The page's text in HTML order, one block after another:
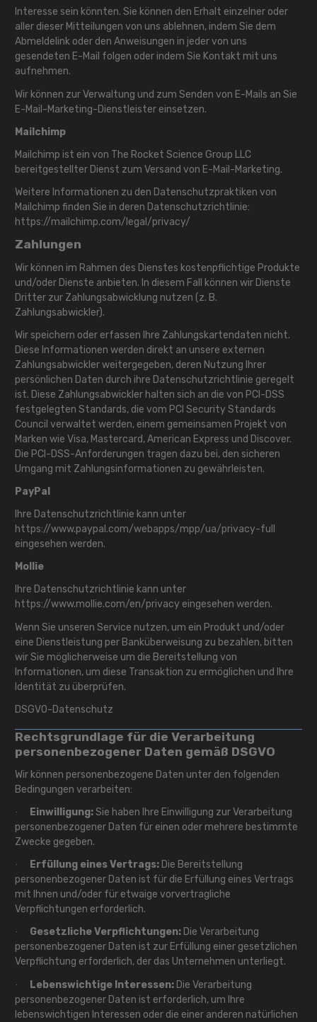
Interesse sein könnten. Sie können den Erhalt einzelner oder
aller dieser Mitteilungen von uns ablehnen, indem Sie dem
Abmeldelink oder den Anweisungen in jeder von uns
gesendeten E-Mail folgen oder indem Sie Kontakt mit uns
aufnehmen.
Wir können zur Verwaltung und zum Senden von E-Mails an Sie
E-Mail-Marketing-Dienstleister einsetzen.
Mailchimp
Mailchimp ist ein von The Rocket Science Group LLC
bereitgestellter Dienst zum Versand von E-Mail-Marketing.
Weitere Informationen zu den Datenschutzpraktiken von
Mailchimp finden Sie in deren Datenschutzrichtlinie:
https://mailchimp.com/legal/privacy/
Zahlungen
Wir können im Rahmen des Dienstes kostenpflichtige Produkte
und/oder Dienste anbieten. In diesem Fall können wir Dienste
Dritter zur Zahlungsabwicklung nutzen (z. B.
Zahlungsabwickler).
Wir speichern oder erfassen Ihre Zahlungskartendaten nicht.
Diese Informationen werden direkt an unsere externen
Zahlungsabwickler weitergegeben, deren Nutzung Ihrer
persönlichen Daten durch ihre Datenschutzrichtlinie geregelt
ist. Diese Zahlungsabwickler halten sich an die von PCI-DSS
festgelegten Standards, die vom PCI Security Standards
Council verwaltet werden, einem gemeinsamen Projekt von
Marken wie Visa, Mastercard, American Express und Discover.
Die PCI-DSS-Anforderungen tragen dazu bei, den sicheren
Umgang mit Zahlungsinformationen zu gewährleisten.
PayPal
Ihre Datenschutzrichtlinie kann unter
https://www.paypal.com/webapps/mpp/ua/privacy-full
eingesehen werden.
Mollie
Ihre Datenschutzrichtlinie kann unter
https://www.mollie.com/en/privacy eingesehen werden.
Wenn Sie unseren Service nutzen, um ein Produkt und/oder
eine Dienstleistung per Banküberweisung zu bezahlen, bitten
wir Sie möglicherweise um die Bereitstellung von
Informationen, um diese Transaktion zu ermöglichen und Ihre
Identität zu überprüfen.
DSGVO-Datenschutz
Rechtsgrundlage für die Verarbeitung
personenbezogener Daten gemäß DSGVO
Wir können personenbezogene Daten unter den folgenden
Bedingungen verarbeiten:
· Einwilligung:Sie haben Ihre Einwilligung zur Verarbeitung
personenbezogener Daten für einen oder mehrere bestimmte
Zwecke gegeben.
· Erfüllung eines Vertrags: Die Bereitstellung
personenbezogener Daten ist für die Erfüllung eines Vertrags
mit Ihnen und/oder für etwaige vorvertragliche
Verpflichtungen erforderlich.
· Gesetzliche Verpflichtungen: Die Verarbeitung
personenbezogener Daten ist zur Erfüllung einer gesetzlichen
Verpflichtung erforderlich, der das Unternehmen unterliegt.
· Lebenswichtige Interessen: Die Verarbeitung
personenbezogener Daten ist erforderlich, um Ihre
lebenswichtigen Interessen oder die einer anderen natürlichen